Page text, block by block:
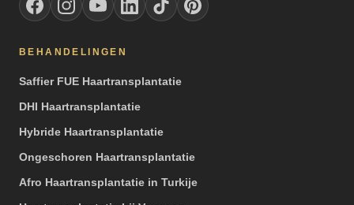
BEHANDELINGEN
Saffier FUE Haartransplantatie
DHI Haartransplantatie
Hybride Haartransplantatie
Ongeschoren Haartransplantatie
Afro Haartransplantatie in Turkije